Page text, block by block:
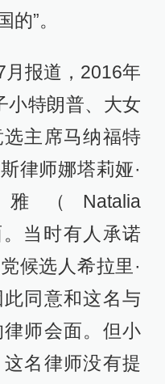
的”。
报道，2016年
小特朗普、大女
主席马纳福特
律师娜塔莉娅·
（Natalia
当时有人承诺
候选人希拉里·
同意和这名与
师会面。但小
名律师没有提